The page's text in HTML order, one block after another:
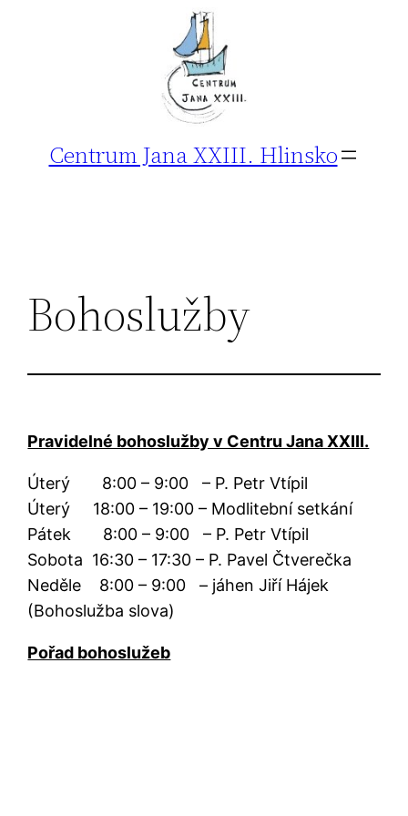
Centrum Jana XXIII. Hlinsko
Bohoslužby
Pravidelné bohoslužby v Centru Jana XXIII.
Úterý 8:00 – 9:00 – P. Petr Vtípil
Úterý 18:00 – 19:00 – Modlitební setkání
Pátek 8:00 – 9:00 – P. Petr Vtípil
Sobota 16:30 – 17:30 – P. Pavel Čtverečka
Neděle 8:00 – 9:00 – jáhen Jiří Hájek
(Bohoslužba slova)
Pořad bohoslužeb